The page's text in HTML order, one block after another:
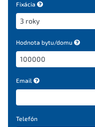
Fixácia
Hodnota bytu/domu
Email
Telefón